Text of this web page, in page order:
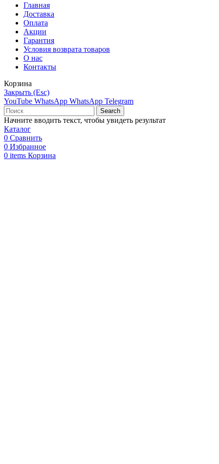
Главная
Доставка
Оплата
Акции
Гарантия
Условия возврата товаров
О нас
Контакты
Корзина
Закрыть (Esc)
YouTube WhatsApp WhatsApp Telegram
Search
Начните вводить текст, чтобы увидеть результат
Каталог
0 Сравнить
0 Избранное
0 items Корзина